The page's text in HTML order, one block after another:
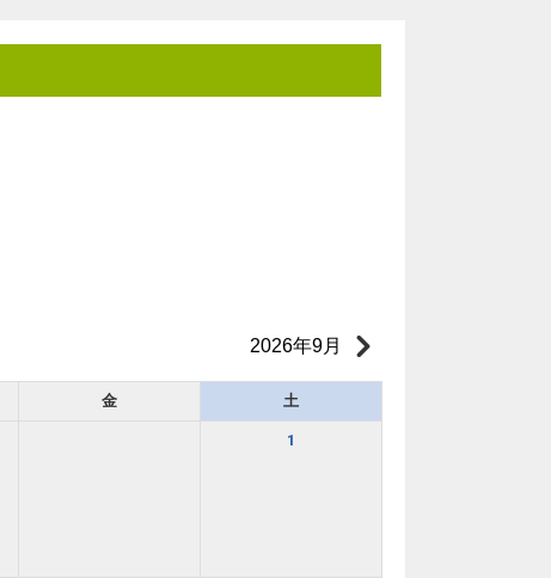
2026年9月
金 土
1